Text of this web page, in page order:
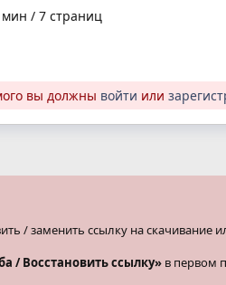
/ 7 страниц
вы должны войти или
/ заменить ссылку на скачивание
/ Восстановить ссылку» в первом